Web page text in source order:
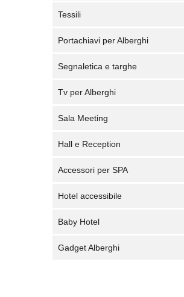
Tessili
Portachiavi per Alberghi
Segnaletica e targhe
Tv per Alberghi
Sala Meeting
Hall e Reception
Accessori per SPA
Hotel accessibile
Baby Hotel
Gadget Alberghi